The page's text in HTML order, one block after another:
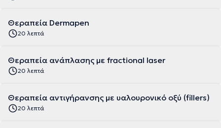
Θεραπεία Dermapen
20 λεπτά
Θεραπεία ανάπλασης με fractional laser
20 λεπτά
Θεραπεία αντιγήρανσης με υαλουρονικό οξύ (fillers)
20 λεπτά